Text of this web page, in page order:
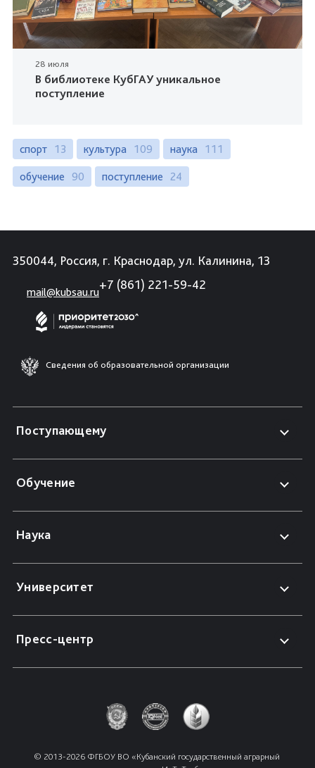
28 июля
В библиотеке КубГАУ уникальное
поступление
спорт 13 культура 109 наука 111
обучение 90 поступление 24
350044, Россия, г. Краснодар, ул. Калинина, 13
mail@kubsau.ru
+7 (861) 221-59-42
Сведения об образовательной организации
Поступающему
Обучение
Наука
Университет
Пресс-центр
© 2013-2026 ФГБОУ ВО «Кубанский государственный аграрный